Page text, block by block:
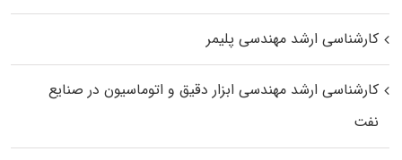
کارشناسی ارشد مهندسی پلیمر
کارشناسی ارشد مهندسی ابزار دقیق و اتوماسیون در صنایع
نفت